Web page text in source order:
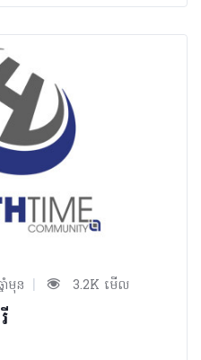
ាំមុន | 3.2K មើល